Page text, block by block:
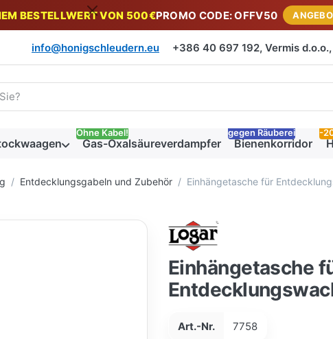
BESTELLWERT VON 500€PROMO CODE: OFFV50
info@honigschleudern.eu +386 40 697 192, Vermis
ein. Während Sie tippen, erscheinen automatisch erste
Gas-Oxalsäureverdampfer
Ohne Kabel!
Bienenkorridor
gegen Räuberei -
Entdecklungsgabeln und Zubehör Einhängetasche für
Einhängetasche
Art.-Nr. 7758